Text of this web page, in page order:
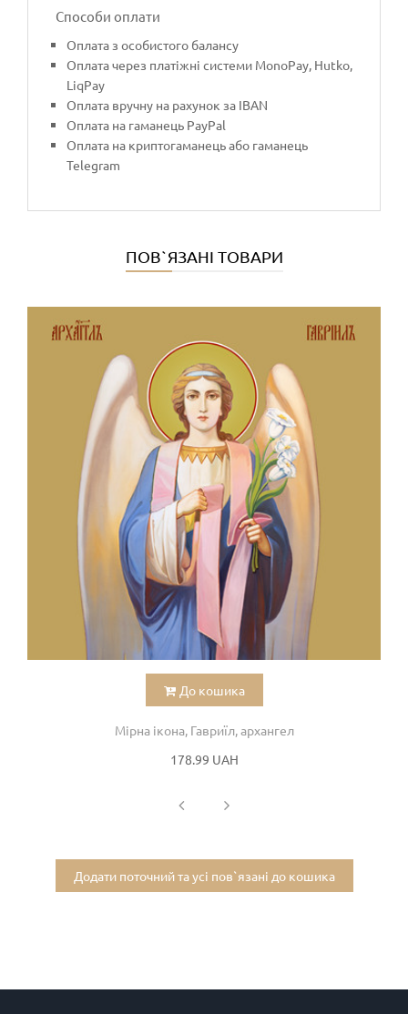
Способи оплати
Оплата з особистого балансу
Оплата через платіжні системи MonoPay, Hutko,
LiqPay
Оплата вручну на рахунок за IBAN
Оплата на гаманець PayPal
Оплата на криптогаманець або гаманець
Telegram
ПОВ`ЯЗАНІ ТОВАРИ
До кошика
Мірна ікона, Гавриїл, архангел
178.99 UAH
Додати поточний та усі пов`язані до кошика